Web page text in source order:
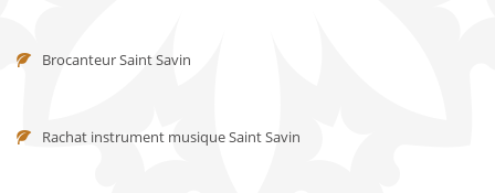
Brocanteur Saint Savin
Rachat instrument musique Saint Savin